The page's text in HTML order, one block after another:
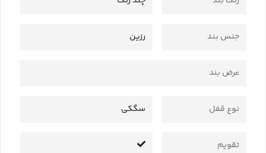
جنس بند رزین
عرض بند
نوع قفل سگکی
تقویم